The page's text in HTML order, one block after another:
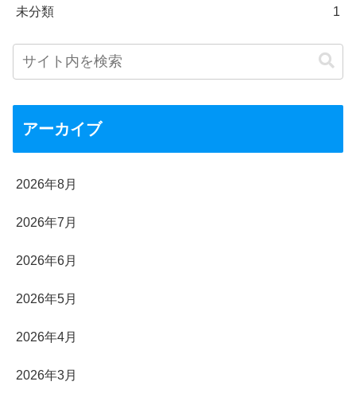
未分類 1
アーカイブ
2026年8月
2026年7月
2026年6月
2026年5月
2026年4月
2026年3月